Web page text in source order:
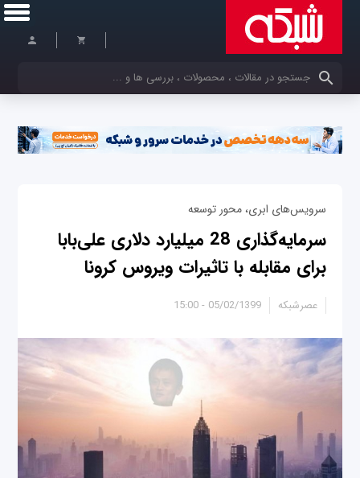
کلمات کلیدی خود را وارد کنید
سرویس‌های ابری، محور توسعه
سرمایه‌گذاری 28 میلیارد دلاری علی‌بابا
برای مقابله با تاثیرات ویروس کرونا
05/02/1399 - 15:00 عصرشبکه